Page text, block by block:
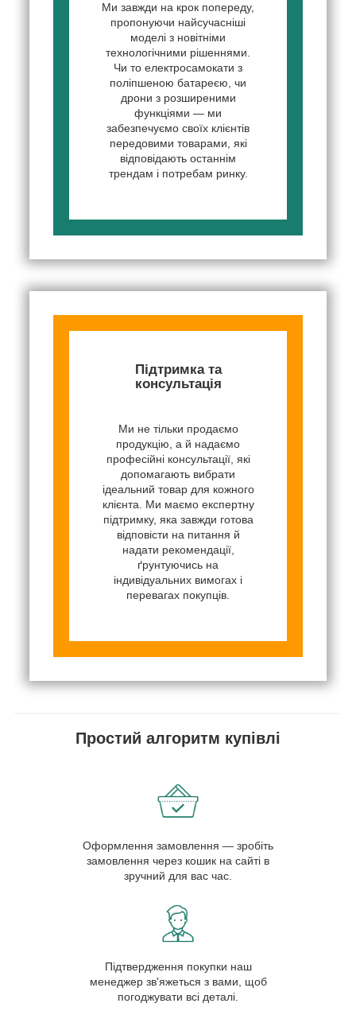
Ми завжди на крок попереду,
пропонуючи найсучасніші
моделі з новітніми
технологічними рішеннями.
Чи то електросамокати з
поліпшеною батареєю, чи
дрони з розширеними
функціями — ми
забезпечуємо своїх клієнтів
передовими товарами, які
відповідають останнім
трендам і потребам ринку.
Підтримка та
консультація
Ми не тільки продаємо
продукцію, а й надаємо
професійні консультації, які
допомагають вибрати
ідеальний товар для кожного
клієнта. Ми маємо експертну
підтримку, яка завжди готова
відповісти на питання й
надати рекомендації,
ґрунтуючись на
індивідуальних вимогах і
перевагах покупців.
Простий алгоритм купівлі
Оформлення замовлення — зробіть
замовлення через кошик на сайті в
зручний для вас час.
Підтвердження покупки наш
менеджер зв'яжеться з вами, щоб
погоджувати всі деталі.